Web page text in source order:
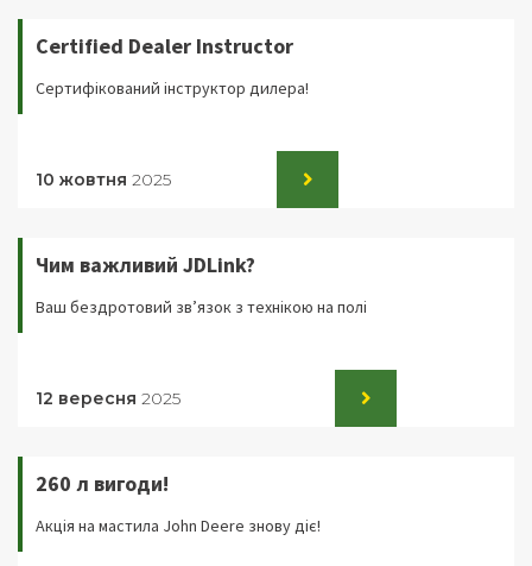
Certified Dealer Instructor
Сертифікований інструктор дилера!
10 жовтня 2025
Чим важливий JDLink?
Ваш бездротовий зв’язок з технікою на полі
12 вересня 2025
260 л вигоди!
Акція на мастила John Deere знову діє!